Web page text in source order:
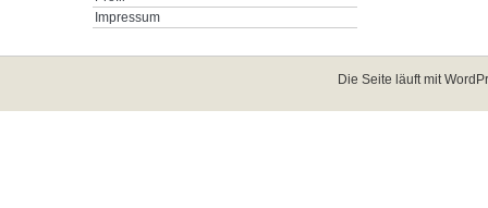
Impressum
Die Seite läuft mit